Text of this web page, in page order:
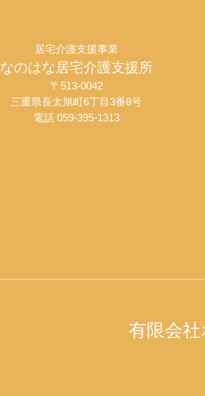
居宅介護支援事業
なのはな居宅介護支援所
〒513-0042
三重県長太旭町6丁目3番8号
電話 059-395-1313
有限会